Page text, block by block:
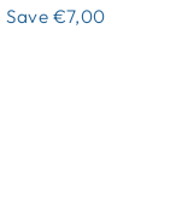
Save €7,00